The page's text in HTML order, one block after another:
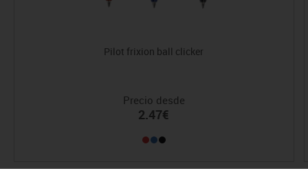
Pilot frixion ball clicker
Precio desde
2.47€